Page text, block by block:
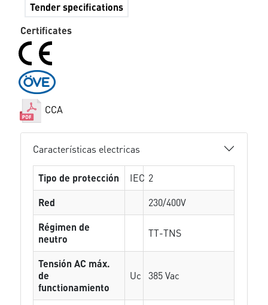
Tender specifications
Certificates
CCA
Características electricas
Tipo de protección IEC 2
Red
230/400V
Régimen de
neutro
TT-TNS
Tensión AC máx.
de
functionamiento
Uc 385 Vac